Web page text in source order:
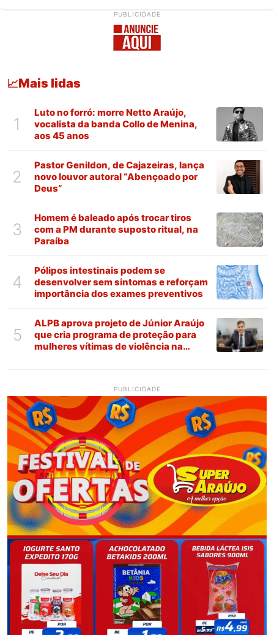
PUBLICIDADE
📈Mais lidas
1
Luto no forró: morre Netto Araújo,
vocalista da banda Collo de Menina,
aos 45 anos
2
Pastor Genildon, de Cajazeiras, lança
novo louvor autoral “Abençoado por
Deus”
3
Homem é baleado após trocar tiros
com a PM durante suposto ritual, na
Paraíba
4
Pólipos intestinais podem se
desenvolver sem sintomas e reforçam
importância dos exames preventivos
5
ALPB aprova projeto de Júnior Araújo
que cria programa de proteção para
mulheres vítimas de violência na
PUBLICIDADE